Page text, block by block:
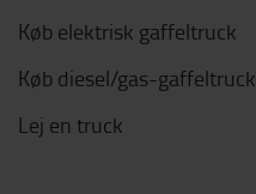
Køb elektrisk gaffeltruck
Køb diesel/gas-gaffeltruck
Lej en truck